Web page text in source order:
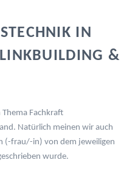
IN
&
Fachkraft
Natürlich meinen wir auch
(-frau/-in) von dem jeweiligen
wurde.